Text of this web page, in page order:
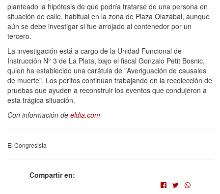
planteado la hipótesis de que podría tratarse de una persona en
situación de calle, habitual en la zona de Plaza Olazábal, aunque
aún se debe investigar si fue arrojado al contenedor por un
tercero.
La investigación está a cargo de la Unidad Funcional de
Instrucción N° 3 de La Plata, bajo el fiscal Gonzalo Petit Bosnic,
quien ha establecido una carátula de "Averiguación de causales
de muerte". Los peritos continúan trabajando en la recolección de
pruebas que ayuden a reconstruir los eventos que condujeron a
esta trágica situación.
Con información de eldia.com
El Congresista
Compartir en: